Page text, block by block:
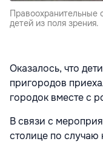
Правоохранительные
детей из поля зрения.
Оказалось, что
пригородов
городок вместе с
В связи с
столице по случаю